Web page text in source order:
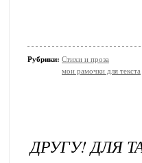
Рубрики: Стихи и проза
мои рамочки для текста
ДРУГУ! ДЛЯ